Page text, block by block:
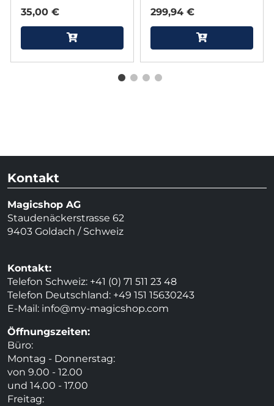
35,00 € 299,94 €
Kontakt
Magicshop AG
Staudenäckerstrasse 62
9403 Goldach / Schweiz
Kontakt:
Telefon Schweiz: +41 (0) 71 511 23 48
Telefon Deutschland: +49 151 15630243
E-Mail: info@my-magicshop.com
Öffnungszeiten:
Büro:
Montag - Donnerstag:
von 9.00 - 12.00
und 14.00 - 17.00
Freitag: